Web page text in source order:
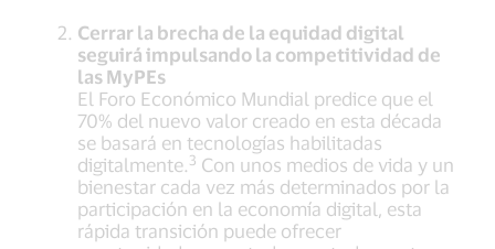
Cerrar la brecha de la equidad digital
seguirá impulsando la competitividad de
las MyPEs
El Foro Económico Mundial predice que el
70% del nuevo valor creado en esta década
se basará en tecnologías habilitadas
digitalmente. 3 Con unos medios de vida y un
bienestar cada vez más determinados por la
participación en la economía digital, esta
rápida transición puede ofrecer